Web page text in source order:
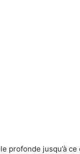
profonde jusqu’à ce